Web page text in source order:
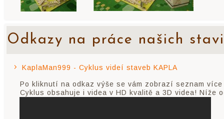
Odkazy na práce našich
KaplaMan999 - Cyklus videí staveb KAPLA
Po kliknutí na odkaz výše se vám zobrazí seznam
Cyklus obsahuje i videa v HD kvalitě a 3D videa! Níže